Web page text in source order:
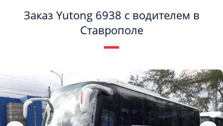
Заказ Yutong 6938 с водителем в
Ставрополе
Политикой конфиденциальности
ознакомлен(а), даю согласие на